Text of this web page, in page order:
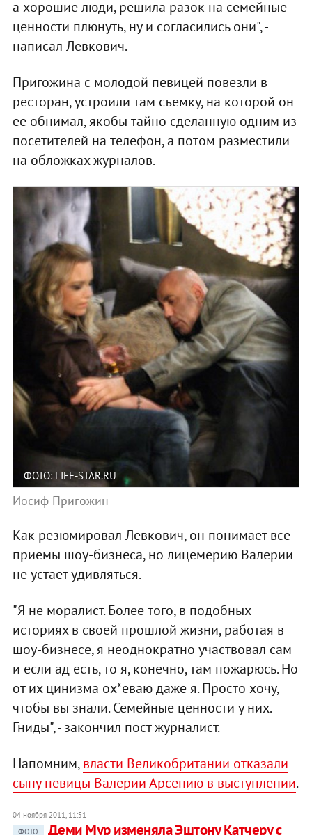
а хорошие люди, решила разок на семейные
ценности плюнуть, ну и согласились они", -
написал Левкович.
Пригожина с молодой певицей повезли в
ресторан, устроили там съемку, на которой он
ее обнимал, якобы тайно сделанную одним из
посетителей на телефон, а потом разместили
на обложках журналов.
ФОТО: LIFE-STAR.RU
Иосиф Пригожин
Как резюмировал Левкович, он понимает все
приемы шоу-бизнеса, но лицемерию Валерии
не устает удивляться.
"Я не моралист. Более того, в подобных
историях в своей прошлой жизни, работая в
шоу-бизнесе, я неоднократно участвовал сам
и если ад есть, то я, конечно, там пожарюсь. Но
от их цинизма ох*еваю даже я. Просто хочу,
чтобы вы знали. Семейные ценности у них.
Гниды", - закончил пост журналист.
Напомним,власти Великобритании отказали
сыну певицы Валерии Арсению в выступлении.
04 ноября 2011, 11:51
ФОТО
Деми Мур изменяла Эштону Катчеру с